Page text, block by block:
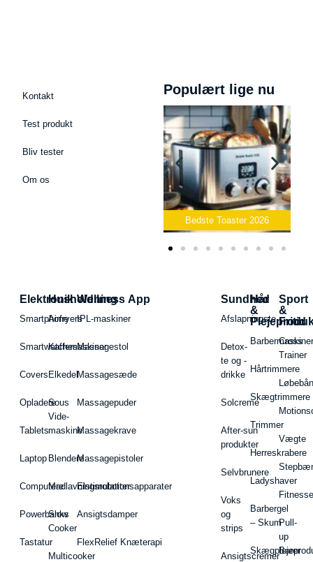
Kontakt
Test produkt
Bliv tester
Om os
Populært lige nu
Bedste Toaster 2026
Elektronik
Smartphone
Smartwatches
Covers
Opladere
Tablets
Laptop
Computere
Powerbanks
Tastatur
Husholdning
Airfryers
Kaffemaskiner
Elkedel
Sous
Vide-
maskine
Blendere
Madlavningsrobotter
Slow
Cooker
Multicooker
Wellness App
IPL-maskiner
Massagestol
Massagesæde
Massagepuder
Massagekrave
Massagepistoler
Elstimulationsapparater
Ansigtsdamper
FlexRelief Knæterapi
Sundhed
Afslapningste
Detox-
te og -
drikke
Solcreme
After-sun
produkter
Selvbrunere
Voks
og
strips
Ansigtscremer
Hår
&
Hårtrimmere
Skægtrimmere
Trimmer
Herreskrabere
Ladyshaver
Barbergel
– Skum
Sport
&
Fritid
Cross
Trainer
Vægte
Pull-
up
Barer